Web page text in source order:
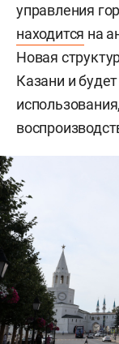
управления
находится на
Новая
Казани и